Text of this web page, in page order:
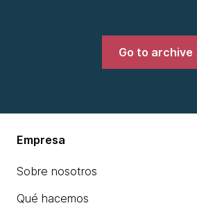
Go to archive
Empresa
Sobre nosotros
Qué hacemos